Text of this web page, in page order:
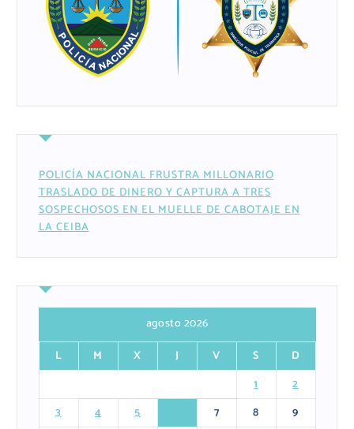
POLICÍA NACIONAL FRUSTRA MILLONARIO
TRASLADO DE DINERO Y CAPTURA A TRES
SOSPECHOSOS EN EL MUELLE DE CABOTAJE EN
LA CEIBA
agosto 2026
L
M X J V S
D
1
2
3
4 5 7 8
9